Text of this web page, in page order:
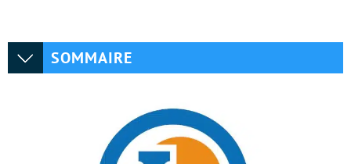
SOMMAIRE